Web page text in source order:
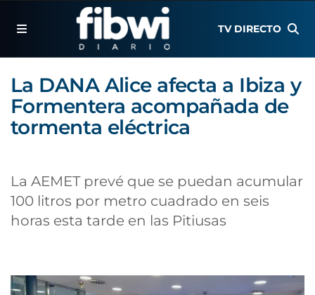
TV DIRECTO
La DANA Alice afecta a Ibiza y
Formentera acompañada de
tormenta eléctrica
La AEMET prevé que se puedan acumular
100 litros por metro cuadrado en seis
horas esta tarde en las Pitiusas